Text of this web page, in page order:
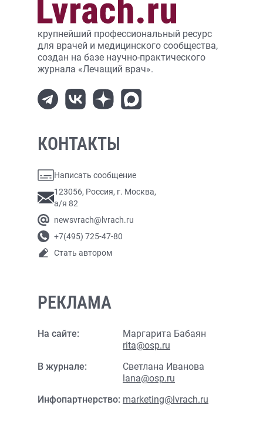
крупнейший профессиональный ресурс
для врачей и медицинского сообщества,
создан на базе научно-практического
журнала «Лечащий врач».
КОНТАКТЫ
Написать сообщение
123056, Россия, г. Москва,
а/я 82
newsvrach@lvrach.ru
+7(495) 725-47-80
Стать автором
РЕКЛАМА
На сайте:
Маргарита Бабаян
rita@osp.ru
В журнале:
Светлана Иванова
lana@osp.ru
Инфопартнерство: marketing@lvrach.ru